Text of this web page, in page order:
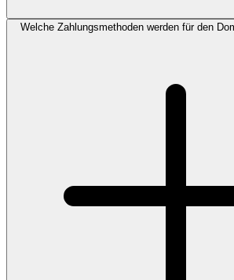
Welche Zahlungsmethoden werden für den